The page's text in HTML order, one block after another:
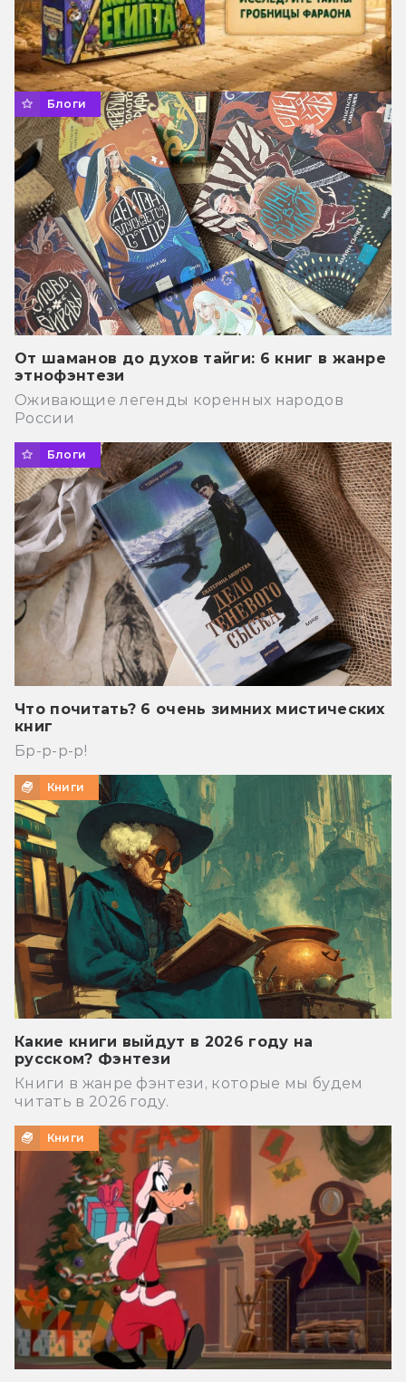
Блоги
От шаманов до духов тайги: 6 книг в жанре
этнофэнтези
Оживающие легенды коренных народов
России
Блоги
Что почитать? 6 очень зимних мистических
книг
Бр-р-р-р!
Книги
Какие книги выйдут в 2026 году на
русском? Фэнтези
Книги в жанре фэнтези, которые мы будем
читать в 2026 году.
Книги